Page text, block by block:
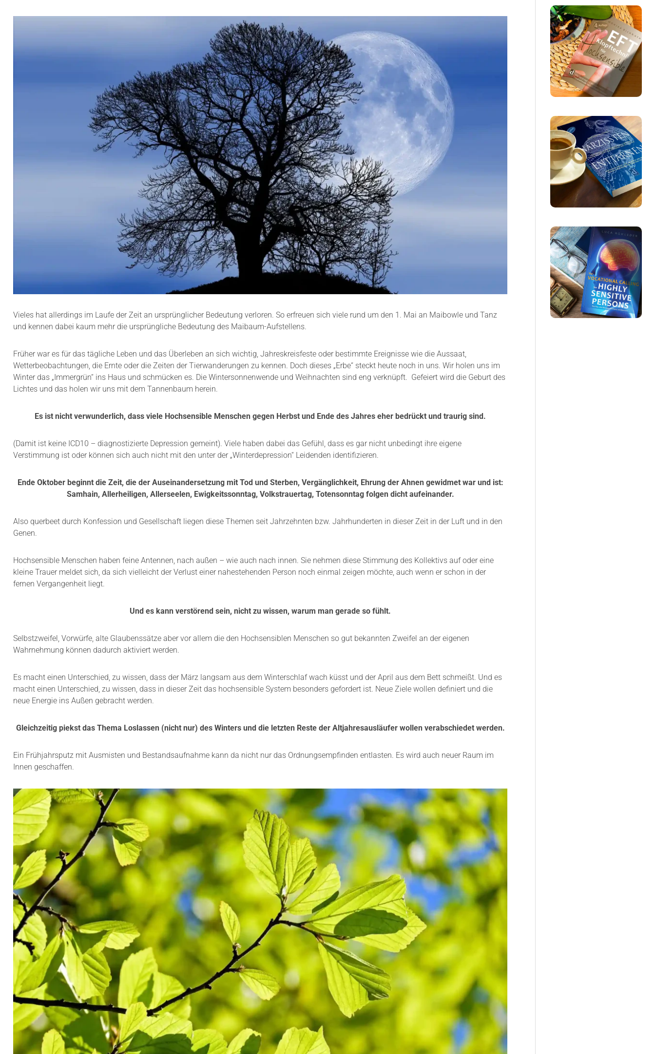
Vieles hat allerdings im Laufe der Zeit an ursprünglicher Bedeutung verloren. So erfreuen sich viele rund um den 1. Mai an Maibowle und Tanz
und kennen dabei kaum mehr die ursprüngliche Bedeutung des Maibaum-Aufstellens.
Früher war es für das tägliche Leben und das Überleben an sich wichtig, Jahreskreisfeste oder bestimmte Ereignisse wie die Aussaat,
Wetterbeobachtungen, die Ernte oder die Zeiten der Tierwanderungen zu kennen. Doch dieses „Erbe“ steckt heute noch in uns. Wir holen uns im
Winter das „Immergrün“ ins Haus und schmücken es. Die Wintersonnenwende und Weihnachten sind eng verknüpft. Gefeiert wird die Geburt des
Lichtes und das holen wir uns mit dem Tannenbaum herein.
Es ist nicht verwunderlich, dass viele Hochsensible Menschen gegen Herbst und Ende des Jahres eher bedrückt und traurig sind.
(Damit ist keine ICD10 – diagnostizierte Depression gemeint). Viele haben dabei das Gefühl, dass es gar nicht unbedingt ihre eigene
Verstimmung ist oder können sich auch nicht mit den unter der „Winterdepression“ Leidenden identifizieren.
Ende Oktober beginnt die Zeit, die der Auseinandersetzung mit Tod und Sterben, Vergänglichkeit, Ehrung der Ahnen gewidmet war und ist:
Samhain, Allerheiligen, Allerseelen, Ewigkeitssonntag, Volkstrauertag, Totensonntag folgen dicht aufeinander.
Also querbeet durch Konfession und Gesellschaft liegen diese Themen seit Jahrzehnten bzw. Jahrhunderten in dieser Zeit in der Luft und in den
Genen.
Hochsensible Menschen haben feine Antennen, nach außen – wie auch nach innen. Sie nehmen diese Stimmung des Kollektivs auf oder eine
kleine Trauer meldet sich, da sich vielleicht der Verlust einer nahestehenden Person noch einmal zeigen möchte, auch wenn er schon in der
fernen Vergangenheit liegt.
Und es kann verstörend sein, nicht zu wissen, warum man gerade so fühlt.
Selbstzweifel, Vorwürfe, alte Glaubenssätze aber vor allem die den Hochsensiblen Menschen so gut bekannten Zweifel an der eigenen
Wahrnehmung können dadurch aktiviert werden.
Es macht einen Unterschied, zu wissen, dass der März langsam aus dem Winterschlaf wach küsst und der April aus dem Bett schmeißt. Und es
macht einen Unterschied, zu wissen, dass in dieser Zeit das hochsensible System besonders gefordert ist. Neue Ziele wollen definiert und die
neue Energie ins Außen gebracht werden.
Gleichzeitig piekst das Thema Loslassen (nicht nur) des Winters und die letzten Reste der Altjahresausläufer wollen verabschiedet werden.
Ein Frühjahrsputz mit Ausmisten und Bestandsaufnahme kann da nicht nur das Ordnungsempfinden entlasten. Es wird auch neuer Raum im
Innen geschaffen.